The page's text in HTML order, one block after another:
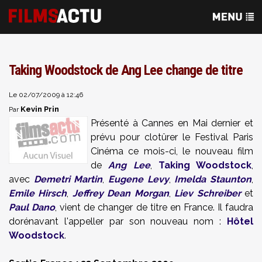
Taking Woodstock de Ang Lee change de titre
Le 02/07/2009 à 12:46
Par Kevin Prin
Présenté à Cannes en Mai dernier et
prévu pour clotûrer le Festival Paris
Cinéma ce mois-ci, le nouveau film
deAng Lee, Taking Woodstock,
avec Demetri Martin, Eugene Levy, Imelda Staunton,
Emile Hirsch, Jeffrey Dean Morgan, Liev Schreiberet
Paul Dano, vient de changer de titre en France. Il faudra
dorénavant l'appeller par son nouveau nom : Hôtel
Woodstock.